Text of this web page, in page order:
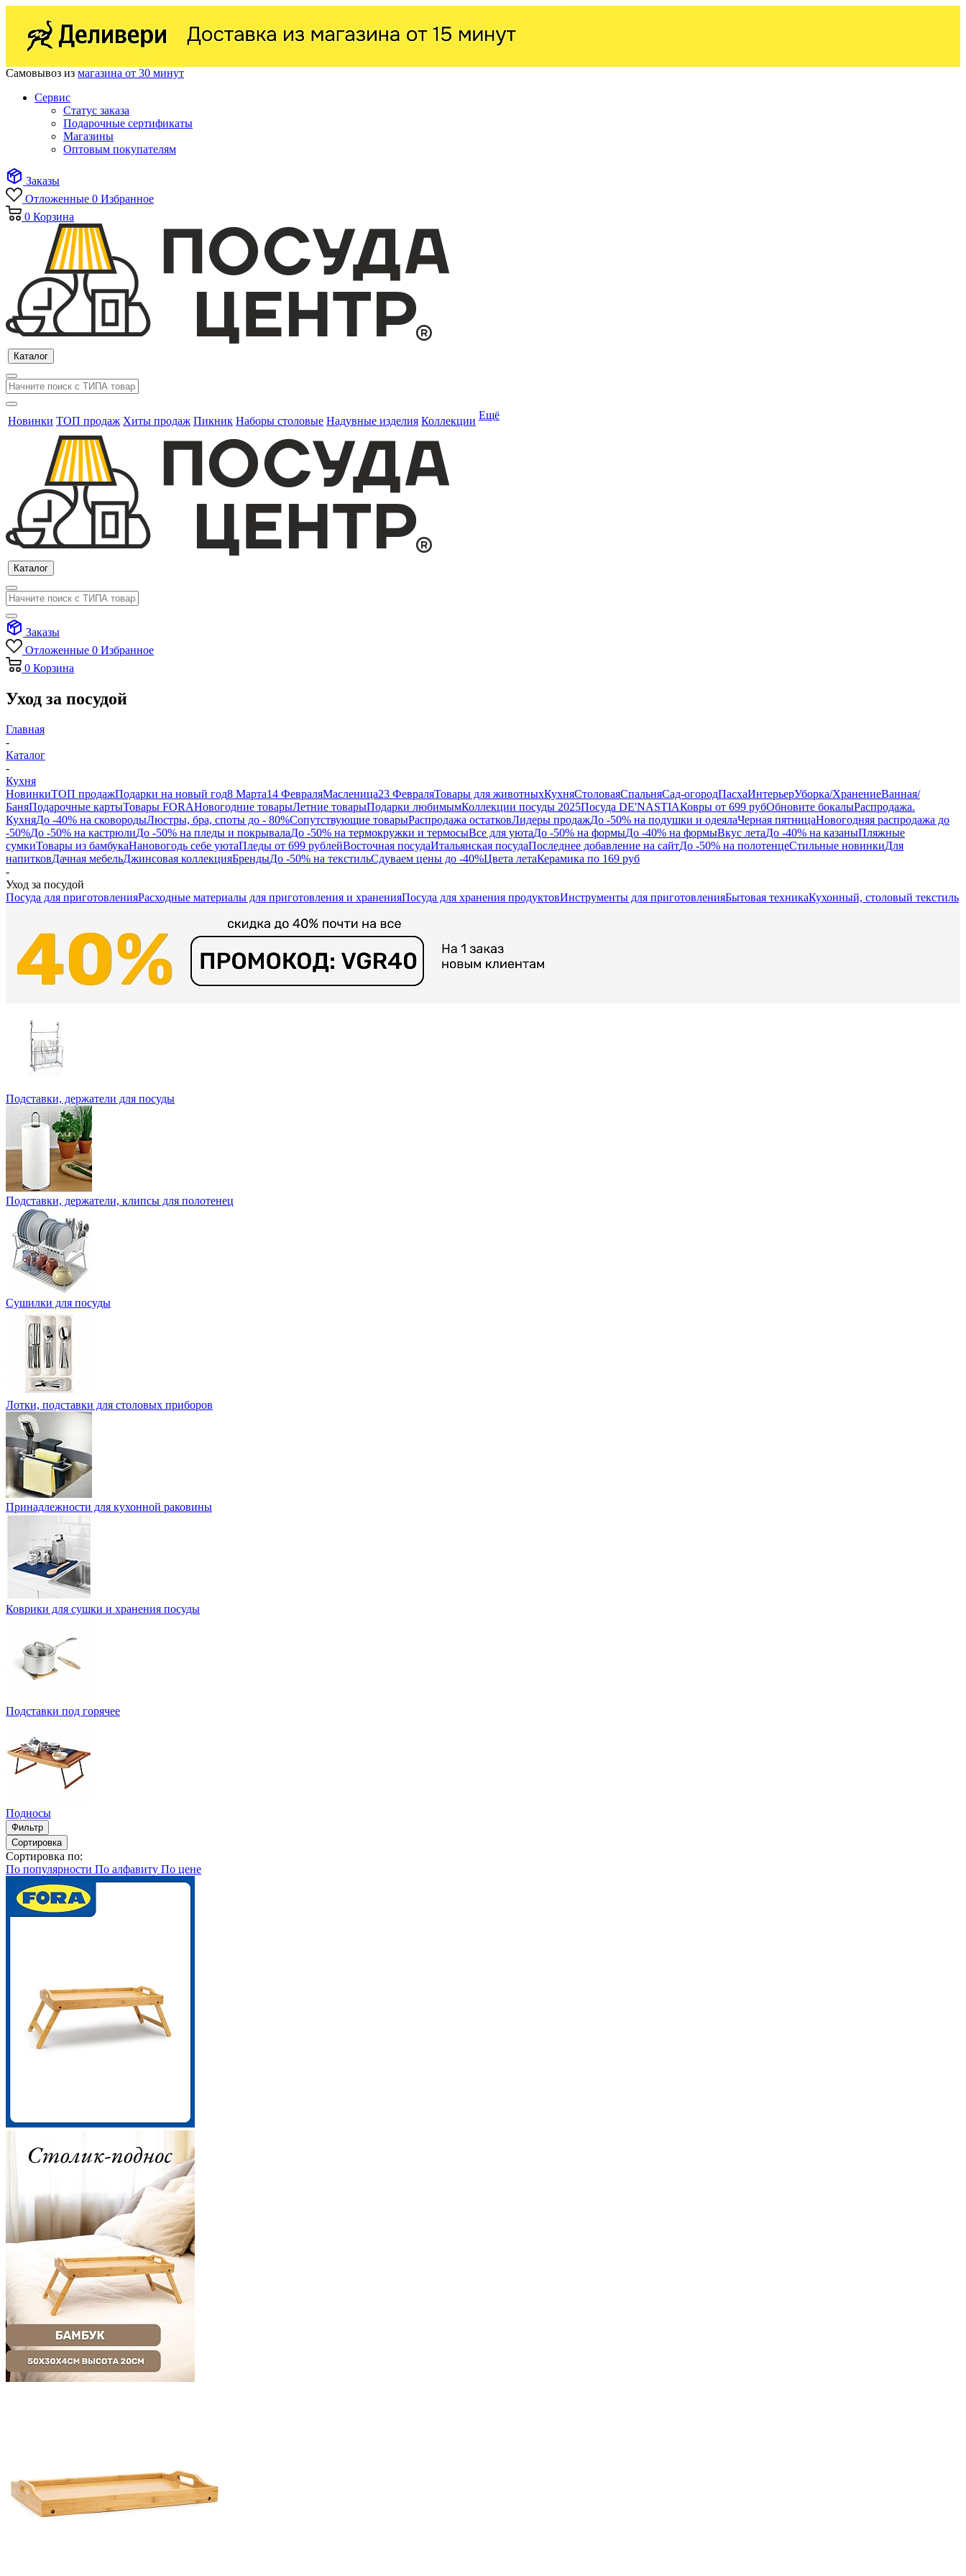
Самовывоз из магазина от 30 минут
Сервис
Статус заказа
Подарочные сертификаты
Магазины
Оптовым покупателям
Заказы
Отложенные 0 Избранное
0 Корзина
Каталог
Новинки ТОП продаж Хиты продаж Пикник Наборы столовые Надувные изделия Коллекции Ещё
Каталог
Заказы
Отложенные 0 Избранное
0 Корзина
Уход за посудой
Главная
-
Каталог
-
Кухня
НовинкиТОП продажПодарки на новый год8 Марта14 ФевраляМасленица23 ФевраляТовары для животныхКухняСтоловаяСпальняСад-огородПасхаИнтерьерУборка/ХранениеВанная/
БаняПодарочные картыТовары FORAНовогодние товарыЛетние товарыПодарки любимымКоллекции посуды 2025Посуда DE'NASTIAКовры от 699 рубОбновите бокалыРаспродажа.
КухняДо -40% на сковородыЛюстры, бра, споты до - 80%Сопутствующие товарыРаспродажа остатковЛидеры продажДо -50% на подушки и одеялаЧерная пятницаНовогодняя распродажа до
-50%До -50% на кастрюлиДо -50% на пледы и покрывалаДо -50% на термокружки и термосыВсе для уютаДо -50% на формыДо -40% на формыВкус летаДо -40% на казаныПляжные
сумкиТовары из бамбукаНановогодь себе уютаПледы от 699 рублейВосточная посудаИтальянская посудаПоследнее добавление на сайтДо -50% на полотенцеСтильные новинкиДля
напитковДачная мебельДжинсовая коллекцияБрендыДо -50% на текстильСдуваем цены до -40%Цвета летаКерамика по 169 руб
-
Уход за посудой
Посуда для приготовленияРасходные материалы для приготовления и храненияПосуда для хранения продуктовИнструменты для приготовленияБытовая техникаКухонный, столовый текстиль
Подставки, держатели для посуды
Подставки, держатели, клипсы для полотенец
Сушилки для посуды
Лотки, подставки для столовых приборов
Принадлежности для кухонной раковины
Коврики для сушки и хранения посуды
Подставки под горячее
Подносы
Фильтр
Сортировка
Сортировка по:
По популярности По алфавиту По цене